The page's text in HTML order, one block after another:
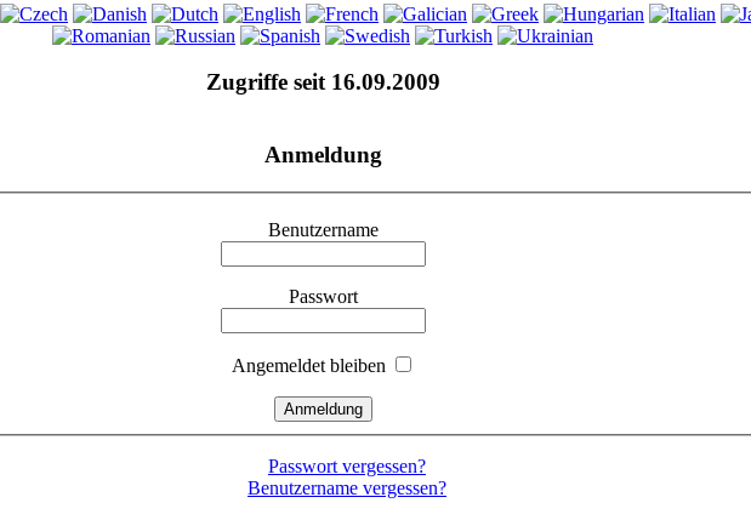
Zugriffe seit 16.09.2009
Anmeldung
Benutzername
Passwort
Angemeldet bleiben
Passwort vergessen?
Benutzername vergessen?